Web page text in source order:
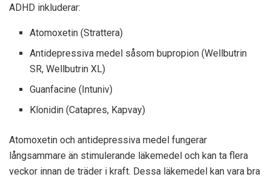
ADHD inkluderar:
Atomoxetin (Strattera)
Antidepressiva medel såsom bupropion (Wellbutrin
SR, Wellbutrin XL)
Guanfacine (Intuniv)
Klonidin (Catapres, Kapvay)
Atomoxetin och antidepressiva medel fungerar
långsammare än stimulerande läkemedel och kan ta flera
veckor innan de träder i kraft. Dessa läkemedel kan vara bra